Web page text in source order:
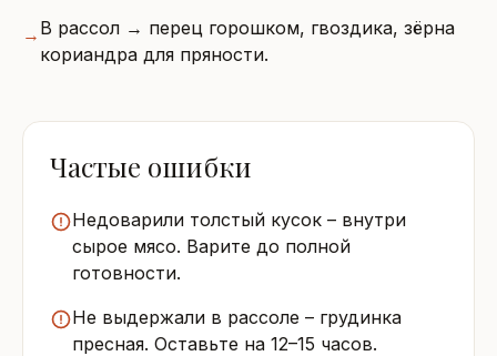
→ В рассол → перец горошком, гвоздика, зёрна
кориандра для пряности.
Частые ошибки
Недоварили толстый кусок – внутри
сырое мясо. Варите до полной
готовности.
Не выдержали в рассоле – грудинка
пресная. Оставьте на 12–15 часов.